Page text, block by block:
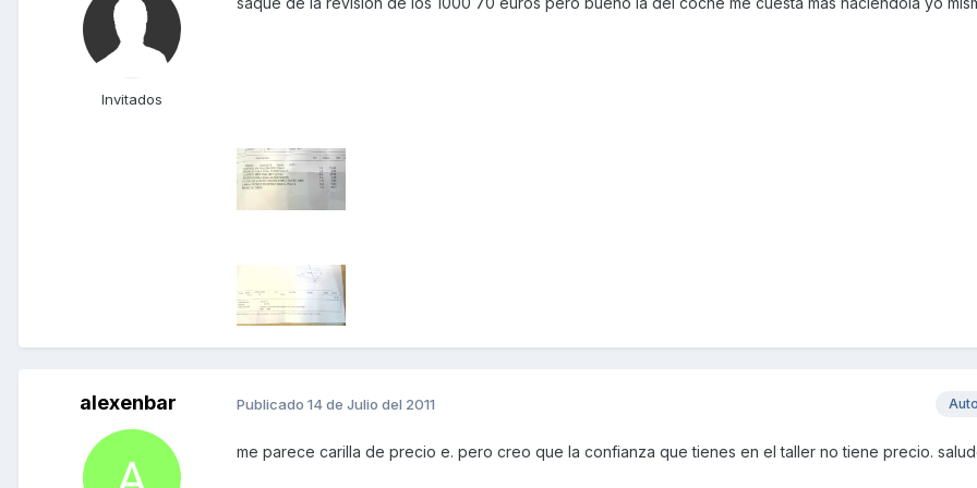
Invitados
alexenbar Publicado 14 de Julio del 2011
me parece carilla de precio e. pero creo que la confianza que tienes en el taller no tiene precio.